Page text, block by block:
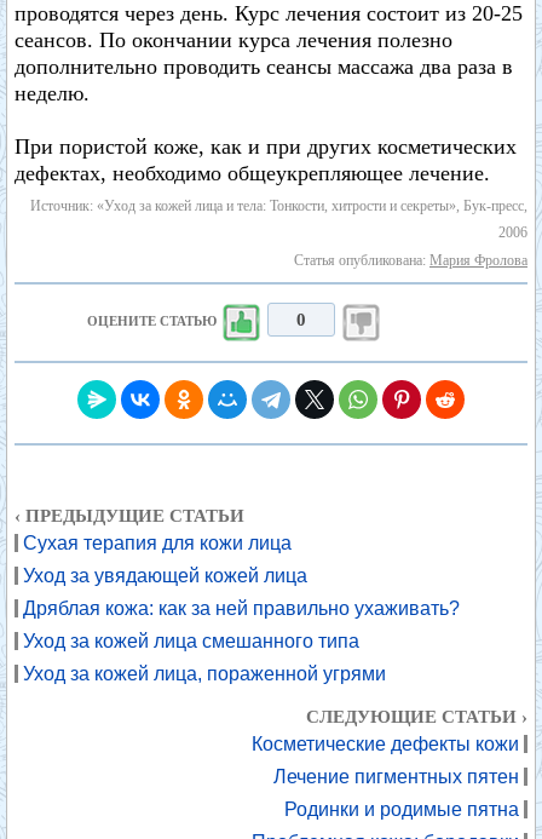
проводятся через день. Курс лечения состоит из 20-25
сеансов. По окончании курса лечения полезно
дополнительно проводить сеансы массажа два раза в
неделю.
При пористой коже, как и при других косметических
дефектах, необходимо общеукрепляющее лечение.
Источник: «Уход за кожей лица и тела: Тонкости, хитрости и секреты», Бук-пресс,
2006
Статья опубликована: Мария Фролова
ОЦЕНИТЕ СТАТЬЮ 0
‹ ПРЕДЫДУЩИЕ СТАТЬИ
Сухая терапия для кожи лица
Уход за увядающей кожей лица
Дряблая кожа: как за ней правильно ухаживать?
Уход за кожей лица смешанного типа
Уход за кожей лица, пораженной угрями
СЛЕДУЮЩИЕ СТАТЬИ ›
Косметические дефекты кожи
Лечение пигментных пятен
Родинки и родимые пятна